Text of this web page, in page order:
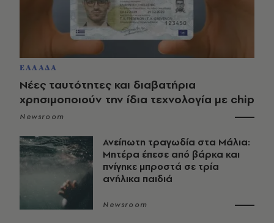
ΕΛΛΑΔΑ
Νέες ταυτότητες και διαβατήρια
χρησιμοποιούν την ίδια τεχνολογία με chip
Newsroom
Ανείπωτη τραγωδία στα Μάλια:
Μητέρα έπεσε από βάρκα και
πνίγηκε μπροστά σε τρία
ανήλικα παιδιά
Newsroom